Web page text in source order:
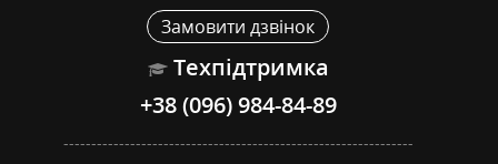
Замовити дзвінок
Техпідтримка
+38 (096) 984-84-89
---------------------------------------------------------------